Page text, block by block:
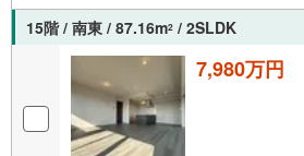
15階 / 南東 / 87.16m2 / 2SLDK
7,980万円